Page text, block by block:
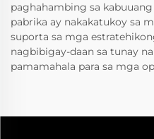
paghahambing sa
pabrika ay nakakatukoy sa
suporta sa mga
nagbibigay-daan sa tunay
pamamahala para sa mga